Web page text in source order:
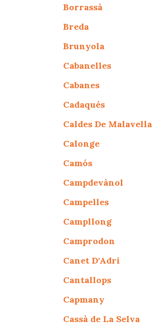
Borrassà
Breda
Brunyola
Cabanelles
Cabanes
Cadaqués
Caldes De Malavella
Calonge
Camós
Campdevànol
Campelles
Campllong
Camprodon
Canet D'Adri
Cantallops
Capmany
Cassà de La Selva